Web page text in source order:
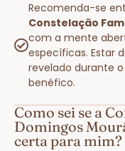
Recomenda-se
Constelação
com a mente
específicas. Estar
revelado durante
benéfico.
Como sei se a
Domingos
certa para mim?